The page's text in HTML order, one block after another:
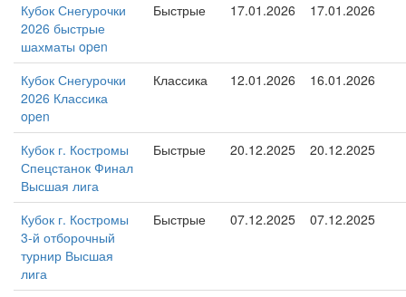
Кубок Снегурочки
2026 быстрые
шахматы open
Быстрые 17.01.2026 17.01.2026
Кубок Снегурочки
2026 Классика
open
Классика 12.01.2026 16.01.2026
Кубок г. Костромы
Спецстанок Финал
Высшая лига
Быстрые 20.12.2025 20.12.2025
Кубок г. Костромы
3-й отборочный
турнир Высшая
лига
Быстрые 07.12.2025 07.12.2025